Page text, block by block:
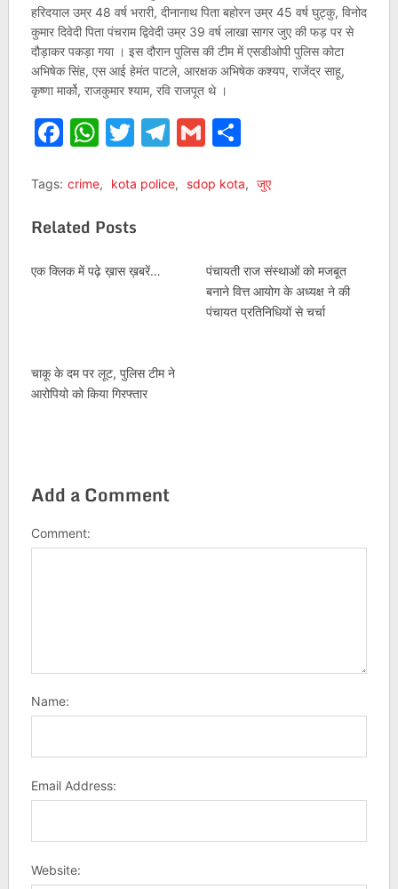
हरिदयाल उम्र 48 वर्ष भरारी, दीनानाथ पिता बहोरन उम्र 45 वर्ष घुट्कु, विनोद
कुमार दिवेदी पिता पंचराम द्विवेदी उम्र 39 वर्ष लाखा सागर जुए की फड़ पर से
दौड़ाकर पकड़ा गया । इस दौरान पुलिस की टीम में एसडीओपी पुलिस कोटा
अभिषेक सिंह, एस आई हेमंत पाटले, आरक्षक अभिषेक कश्यप, राजेंद्र साहू,
कृष्णा मार्को, राजकुमार श्याम, रवि राजपूत थे ।
Facebook
WhatsApp
Twitter
Telegram
GmailShare
Tags: crime, kota police, sdop kota, जुए
Related Posts
एक क्लिक में पढ़े ख़ास ख़बरें…
पंचायती राज संस्थाओं को मजबूत
बनाने वित्त आयोग के अध्यक्ष ने की
पंचायत प्रतिनिधियों से चर्चा
चाकू के दम पर लूट, पुलिस टीम ने
आरोपियो को किया गिरफ्तार
Add a Comment
Comment:
Name:
Email Address:
Website: